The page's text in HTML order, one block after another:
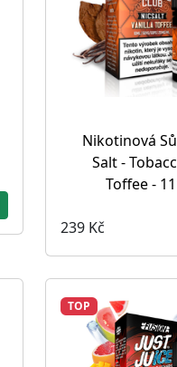
Nikotinová
Salt -
Toffee -
239 Kč
TOP